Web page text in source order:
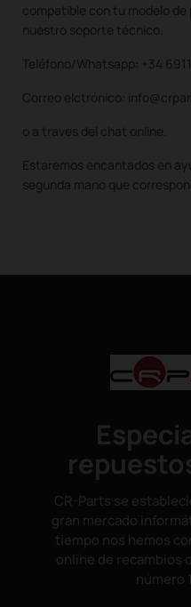
compatible con tu modelo
nuestro soporte técnico.
Teléfono/Whatsapp: +34
Correo elctrónico:
o a traves del chat online.
Estaremos encantados en
segunda mano que
CR-Parts se
gran mercado
tiempo nos hemos
online de recambios
número